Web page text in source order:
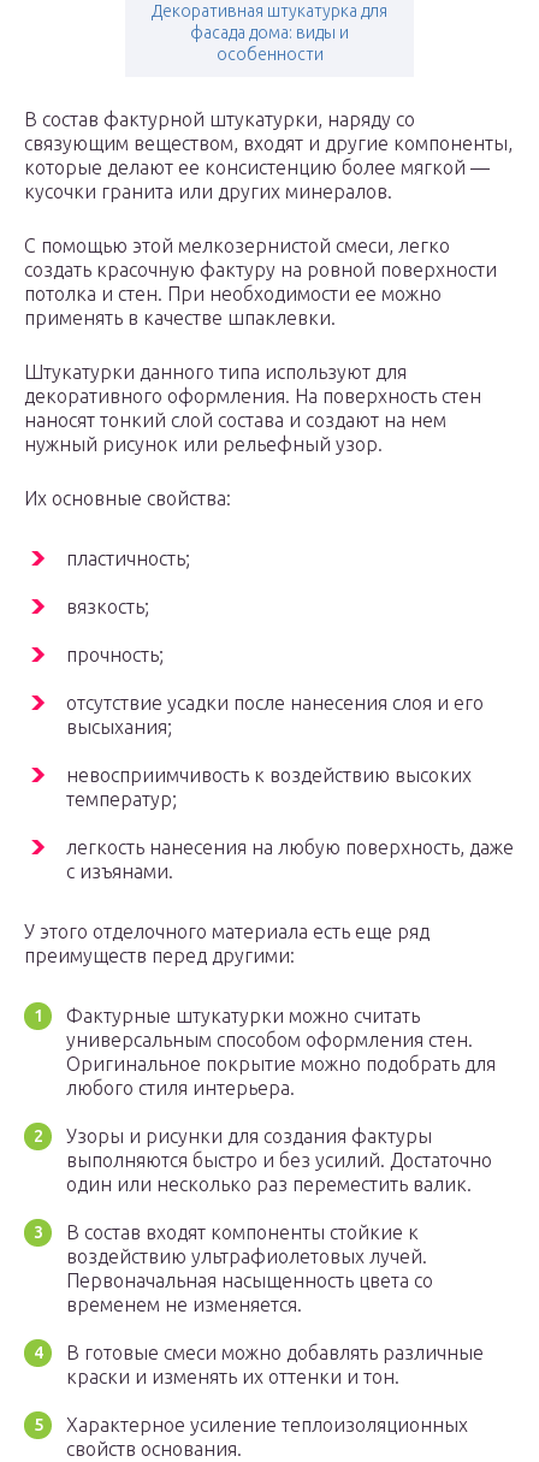
Декоративная штукатурка для
фасада дома: виды и
особенности
В состав фактурной штукатурки, наряду со
связующим веществом, входят и другие компоненты,
которые делают ее консистенцию более мягкой —
кусочки гранита или других минералов.
С помощью этой мелкозернистой смеси, легко
создать красочную фактуру на ровной поверхности
потолка и стен. При необходимости ее можно
применять в качестве шпаклевки.
Штукатурки данного типа используют для
декоративного оформления. На поверхность стен
наносят тонкий слой состава и создают на нем
нужный рисунок или рельефный узор.
Их основные свойства:
пластичность;
вязкость;
прочность;
отсутствие усадки после нанесения слоя и его
высыхания;
невосприимчивость к воздействию высоких
температур;
легкость нанесения на любую поверхность, даже
с изъянами.
У этого отделочного материала есть еще ряд
преимуществ перед другими:
Фактурные штукатурки можно считать
универсальным способом оформления стен.
Оригинальное покрытие можно подобрать для
любого стиля интерьера.
Узоры и рисунки для создания фактуры
выполняются быстро и без усилий. Достаточно
один или несколько раз переместить валик.
В состав входят компоненты стойкие к
воздействию ультрафиолетовых лучей.
Первоначальная насыщенность цвета со
временем не изменяется.
В готовые смеси можно добавлять различные
краски и изменять их оттенки и тон.
Характерное усиление теплоизоляционных
свойств основания.